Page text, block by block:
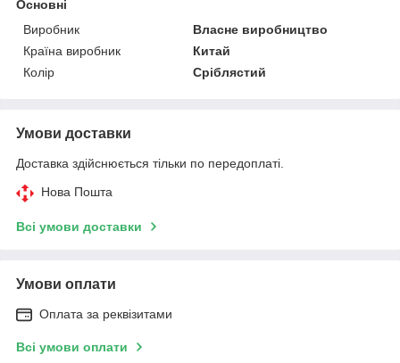
Основні
Виробник
Власне виробництво
Країна виробник
Китай
Колір
Сріблястий
Умови доставки
Доставка здійснюється тільки по передоплаті.
Нова Пошта
Всі умови доставки
Умови оплати
Оплата за реквізитами
Всі умови оплати